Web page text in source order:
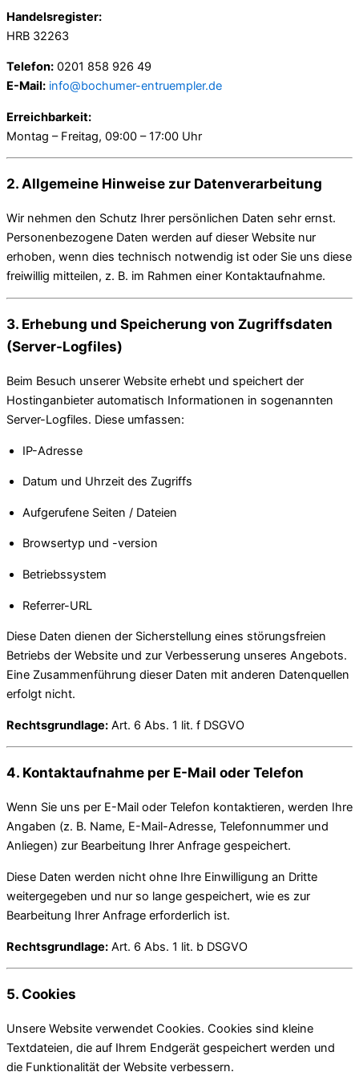
Handelsregister:
HRB 32263
Telefon: 0201 858 926 49
E-Mail: info@bochumer-entruempler.de
Erreichbarkeit:
Montag – Freitag, 09:00 – 17:00 Uhr
2. Allgemeine Hinweise zur Datenverarbeitung
Wir nehmen den Schutz Ihrer persönlichen Daten sehr ernst.
Personenbezogene Daten werden auf dieser Website nur
erhoben, wenn dies technisch notwendig ist oder Sie uns diese
freiwillig mitteilen, z. B. im Rahmen einer Kontaktaufnahme.
3. Erhebung und Speicherung von Zugriffsdaten
(Server-Logfiles)
Beim Besuch unserer Website erhebt und speichert der
Hostinganbieter automatisch Informationen in sogenannten
Server-Logfiles. Diese umfassen:
IP-Adresse
Datum und Uhrzeit des Zugriffs
Aufgerufene Seiten / Dateien
Browsertyp und -version
Betriebssystem
Referrer-URL
Diese Daten dienen der Sicherstellung eines störungsfreien
Betriebs der Website und zur Verbesserung unseres Angebots.
Eine Zusammenführung dieser Daten mit anderen Datenquellen
erfolgt nicht.
Rechtsgrundlage: Art. 6 Abs. 1 lit. f DSGVO
4. Kontaktaufnahme per E-Mail oder Telefon
Wenn Sie uns per E-Mail oder Telefon kontaktieren, werden Ihre
Angaben (z. B. Name, E-Mail-Adresse, Telefonnummer und
Anliegen) zur Bearbeitung Ihrer Anfrage gespeichert.
Diese Daten werden nicht ohne Ihre Einwilligung an Dritte
weitergegeben und nur so lange gespeichert, wie es zur
Bearbeitung Ihrer Anfrage erforderlich ist.
Rechtsgrundlage: Art. 6 Abs. 1 lit. b DSGVO
5. Cookies
Unsere Website verwendet Cookies. Cookies sind kleine
Textdateien, die auf Ihrem Endgerät gespeichert werden und
die Funktionalität der Website verbessern.